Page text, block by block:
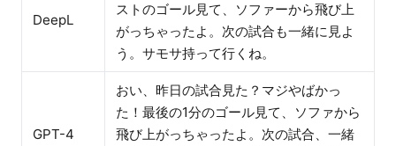
DeepL
ストのゴール見て、ソファーから飛び上
がっちゃったよ。次の試合も一緒に見よ
う。サモサ持って行くね。
GPT-4
おい、昨日の試合見た？マジやばかっ
た！最後の1分のゴール見て、ソファから
飛び上がっちゃったよ。次の試合、一緒